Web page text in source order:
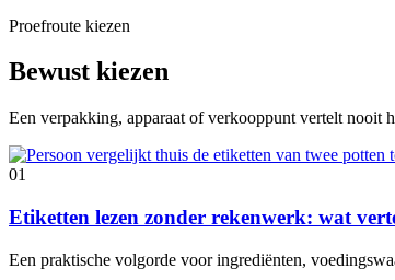
Proefroute kiezen
Bewust kiezen
Een verpakking, apparaat of verkooppunt vertelt nooit
01
Etiketten lezen zonder rekenwerk: wat
Een praktische volgorde voor ingrediënten,